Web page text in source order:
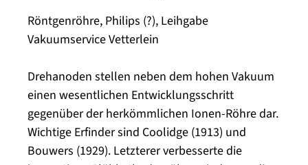
Röntgenröhre, Philips (?), Leihgabe
Vakuumservice Vetterlein
Drehanoden stellen neben dem hohen Vakuum
einen wesentlichen Entwicklungsschritt
gegenüber der herkömmlichen Ionen-Röhre dar.
Wichtige Erfinder sind Coolidge (1913) und
Bouwers (1929). Letzterer verbesserte die